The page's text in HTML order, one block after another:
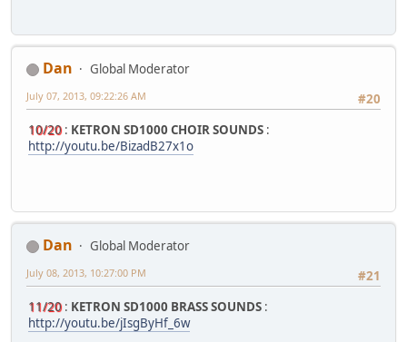
Dan
Global Moderator
#20
July 07, 2013, 09:22:26 AM
10/20: KETRON SD1000 CHOIR SOUNDS :
http://youtu.be/BizadB27x1o
Dan
Global Moderator
#21
July 08, 2013, 10:27:00 PM
11/20: KETRON SD1000 BRASS SOUNDS :
http://youtu.be/jIsgByHf_6w